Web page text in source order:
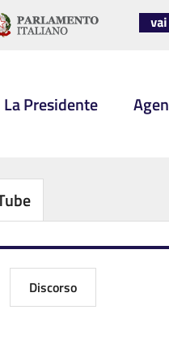
La Presidente
Discorso